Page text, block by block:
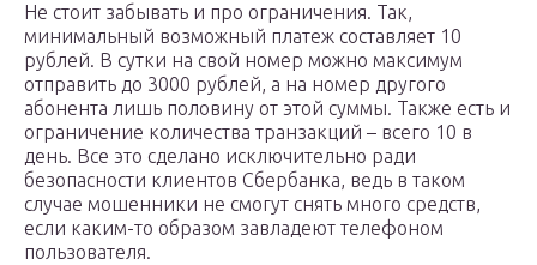
Не стоит забывать и про ограничения. Так,
минимальный возможный платеж составляет 10
рублей. В сутки на свой номер можно максимум
отправить до 3000 рублей, а на номер другого
абонента лишь половину от этой суммы. Также есть и
ограничение количества транзакций – всего 10 в
день. Все это сделано исключительно ради
безопасности клиентов Сбербанка, ведь в таком
случае мошенники не смогут снять много средств,
если каким-то образом завладеют телефоном
пользователя.